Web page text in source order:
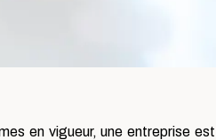
en vigueur, une entreprise est